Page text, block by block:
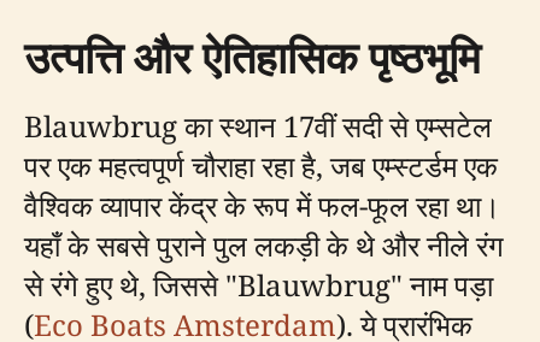
उत्पत्ति और ऐतिहासिक पृष्ठभूमि
Blauwbrug का स्थान 17वीं सदी से एम्सटेल
पर एक महत्वपूर्ण चौराहा रहा है, जब एम्स्टर्डम एक
वैश्विक व्यापार केंद्र के रूप में फल-फूल रहा था।
यहाँ के सबसे पुराने पुल लकड़ी के थे और नीले रंग
से रंगे हुए थे, जिससे "Blauwbrug" नाम पड़ा
(Eco Boats Amsterdam). ये प्रारंभिक